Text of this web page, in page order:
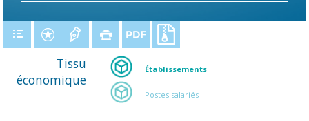
Tissu
économique
Établissements
Postes salariés